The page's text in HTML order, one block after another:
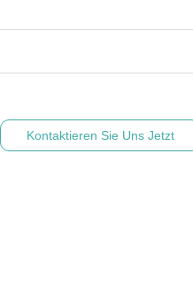
Kontaktieren Sie Uns Jetzt